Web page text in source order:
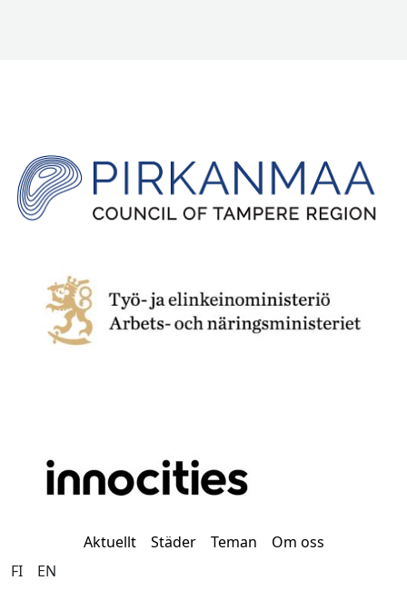
Aktuellt Städer Teman
Om oss
FI
EN